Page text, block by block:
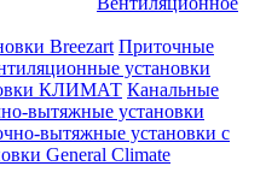
Breezart Приточные
установки
КЛИМАТ Канальные
вытяжные установки
вытяжные установки с
General Climate